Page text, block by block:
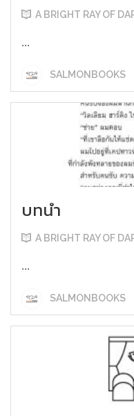
A BRIGHT RAY OF
...
SALMONBOOKS
บทนำ
A BRIGHT RAY OF
...
SALMONBOOKS